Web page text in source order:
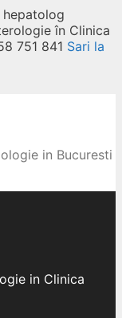
în Clinica
751 841 Sari la
in Bucuresti
in Clinica